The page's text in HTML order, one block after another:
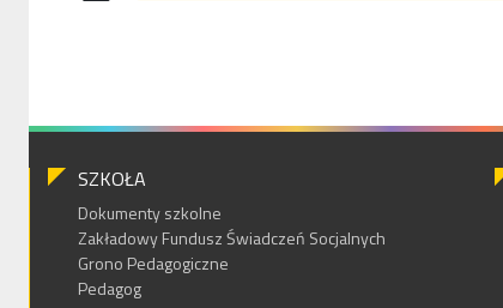
SZKOŁA
Dokumenty szkolne
Zakładowy Fundusz Świadczeń Socjalnych
Grono Pedagogiczne
Pedagog